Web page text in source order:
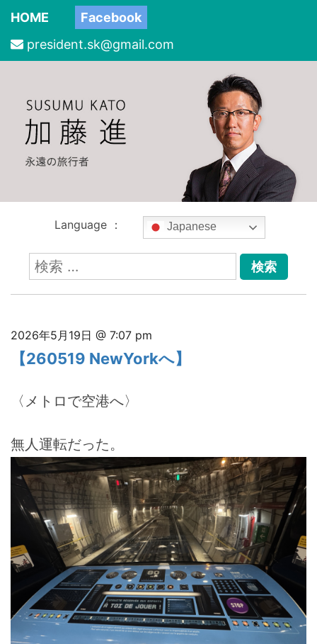
HOME
Facebook
president.sk@gmail.com
Language ： Japanese
検
索:
2026年5月19日 @ 7:07 pm
【260519 NewYorkへ】
〈メトロで空港へ〉
無人運転だった。